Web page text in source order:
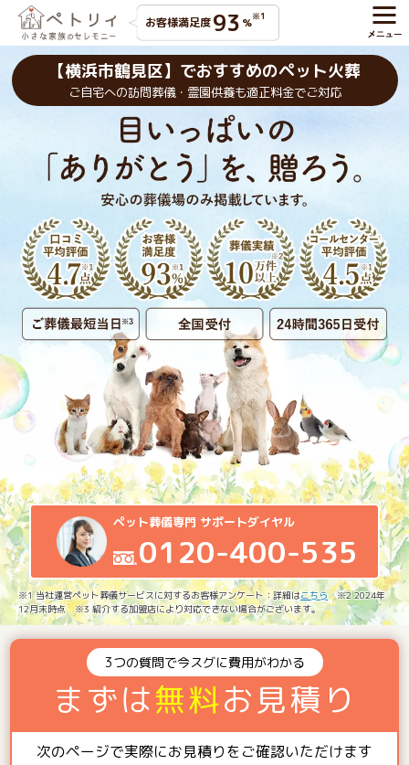
お客様満足度93 %※1
【横浜市鶴見区】でおすすめのペット火葬
ご自宅への訪問葬儀・霊園供養も適正料金でご対応
ペット葬儀専門 サポートダイヤル
0120-400-535
※1 当社運営ペット葬儀サービスに対するお客様アンケート：詳細はこちら ※2 2024年
12月末時点 ※3 紹介する加盟店により対応できない場合がございます。
3つの質問で今スグに費用がわかる
まずは無料お見積り
次のページで実際にお見積りをご確認いただけます